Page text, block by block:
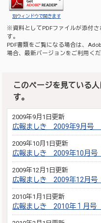
別ウィンドウで開きます
※資料としてPDFファイルが添付
す。
PDF書類をご覧になる場合は、
場合、最新バージョンをご利用くだ
このページを見ている
す。
2009年9月1日更新
広報ましき 2009年9月号
2009年10月1日更新
広報ましき 2009年10月号
2009年12月1日更新
広報ましき 2009年12月号
2010年1月1日更新
広報ましき 2010年１月号